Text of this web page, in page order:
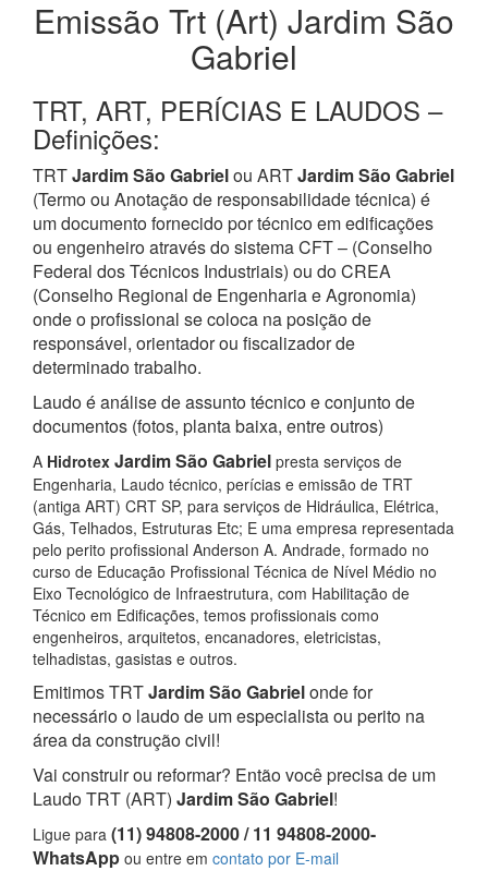
Emissão Trt (Art) Jardim São
Gabriel
TRT, ART, PERÍCIAS E LAUDOS –
Definições:
TRTJardim São Gabrielou ARTJardim São Gabriel
(Termo ou Anotação de responsabilidade técnica) é
um documento fornecido por técnico em edificações
ou engenheiro através do sistema CFT – (Conselho
Federal dos Técnicos Industriais) ou do CREA
(Conselho Regional de Engenharia e Agronomia)
onde o profissional se coloca na posição de
responsável, orientador ou fiscalizador de
determinado trabalho.
Laudo é análise de assunto técnico e conjunto de
documentos (fotos, planta baixa, entre outros)
A Hidrotex Jardim São Gabriel presta serviços de
Engenharia, Laudo técnico, perícias e emissão de TRT
(antiga ART) CRT SP, para serviços de Hidráulica, Elétrica,
Gás, Telhados, Estruturas Etc; E uma empresa representada
pelo perito profissional Anderson A. Andrade, formado no
curso de Educação Profissional Técnica de Nível Médio no
Eixo Tecnológico de Infraestrutura, com Habilitação de
Técnico em Edificações, temos profissionais como
engenheiros, arquitetos, encanadores, eletricistas,
telhadistas, gasistas e outros.
Emitimos TRTJardim São Gabrielonde for
necessário o laudo de um especialista ou perito na
área da construção civil!
Vai construir ou reformar? Então você precisa de um
Laudo TRT (ART) Jardim São Gabriel!
Ligue para (11) 94808-2000 / 11 94808-2000-
WhatsApp ou entre em contato por E-mail